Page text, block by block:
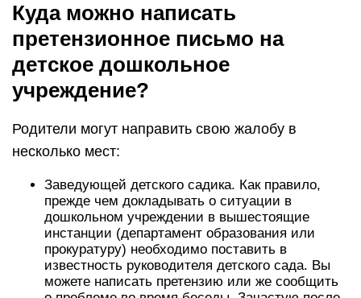
Куда можно написать
претензионное письмо на
детское дошкольное
учреждение?
Родители могут направить свою жалобу в
несколько мест:
Заведующей детского садика. Как правило,
прежде чем докладывать о ситуации в
дошкольном учреждении в вышестоящие
инстанции (департамент образования или
прокуратуру) необходимо поставить в
известность руководителя детского сада. Вы
можете написать претензию или же сообщить